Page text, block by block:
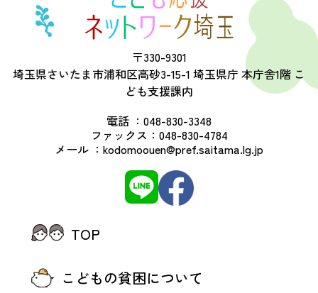
〒330-9301
埼玉県さいたま市浦和区高砂3-15-1 埼玉県庁 本庁舎1階 こ
ども支援課内
電話 ： 048-830-3348
ファックス： 048-830-4784
メール ： kodomoouen@pref.saitama.lg.jp
TOP
こどもの貧困について